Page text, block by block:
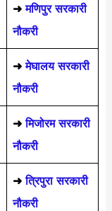
➜ मणिपुर सरकारी
नौकरी
➜ मेघालय सरकारी
नौकरी
➜मिजोरम सरकारी
नौकरी
➜ त्रिपुरा सरकारी
नौकरी